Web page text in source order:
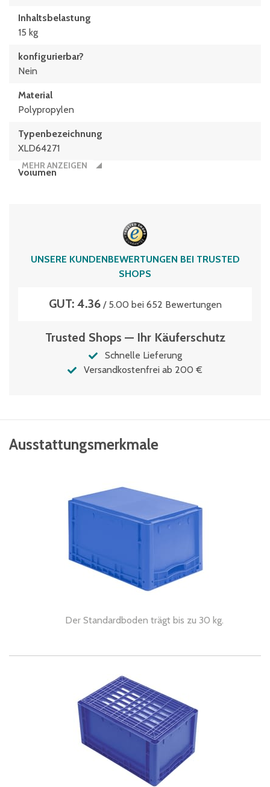
Inhaltsbelastung
15 kg
konfigurierbar?
Nein
Material
Polypropylen
Typen­be­zeich­nung
XLD64271
Volumen
MEHR ANZEIGEN
UNSERE KUNDENBEWERTUNGEN BEI TRUSTED
SHOPS
GUT: 4.36/ 5.00 bei 652 Bewertungen
Trusted Shops — Ihr Käuferschutz
Schnelle Lieferung
Versandkostenfrei ab 200 €
Ausstattungsmerkmale
Der Standardboden trägt bis zu 30 kg.